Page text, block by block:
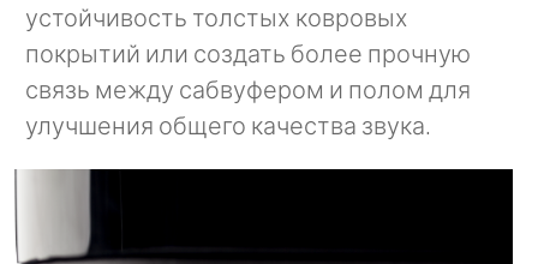
устойчивость толстых ковровых
покрытий или создать более прочную
связь между сабвуфером и полом для
улучшения общего качества звука.